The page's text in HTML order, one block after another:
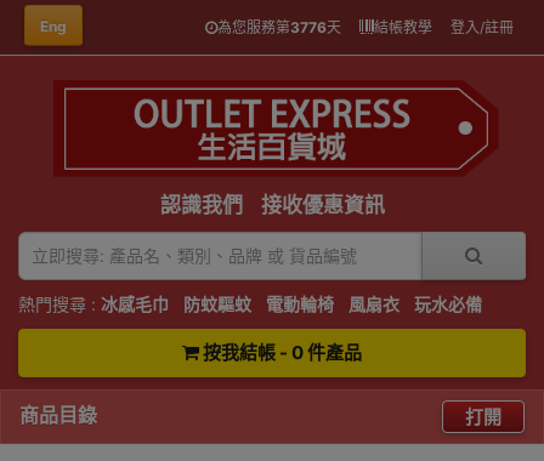
Eng 為您服務第3776天 結帳教學 登入/註冊
認識我們 接收優惠資訊
熱門搜尋 : 冰感毛巾 防蚊驅蚊 電動輪椅 風扇衣 玩水必備
按我結帳 - 0 件產品
商品目錄 打開